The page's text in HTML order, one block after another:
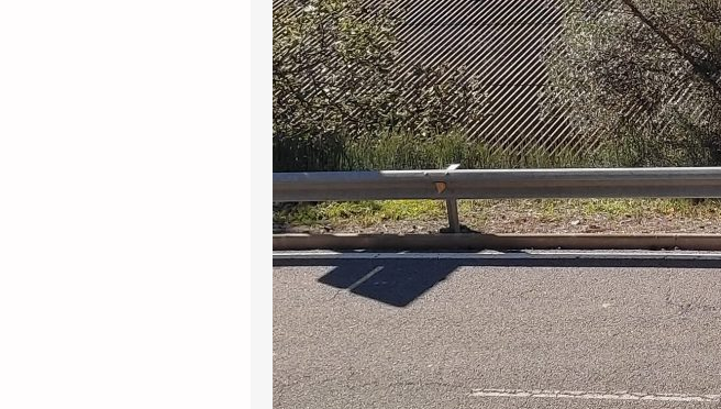
Priorat va aprovar per unanimitat, a la
sessió ordinària del 20 de juliol de
2026, la moció presentada per Junts
per exigir al Departament d’Interior i
Seguretat Pública un increment
significatiu i estable dels controls de
trànsit a la xarxa viària de la comarca,
amb especial incidència durant els…